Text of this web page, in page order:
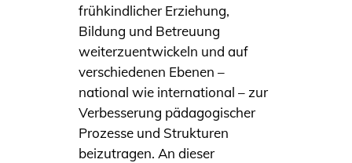
frühkindlicher Erziehung,
Bildung und Betreuung
weiterzuentwickeln und auf
verschiedenen Ebenen –
national wie international – zur
Verbesserung pädagogischer
Prozesse und Strukturen
beizutragen. An dieser